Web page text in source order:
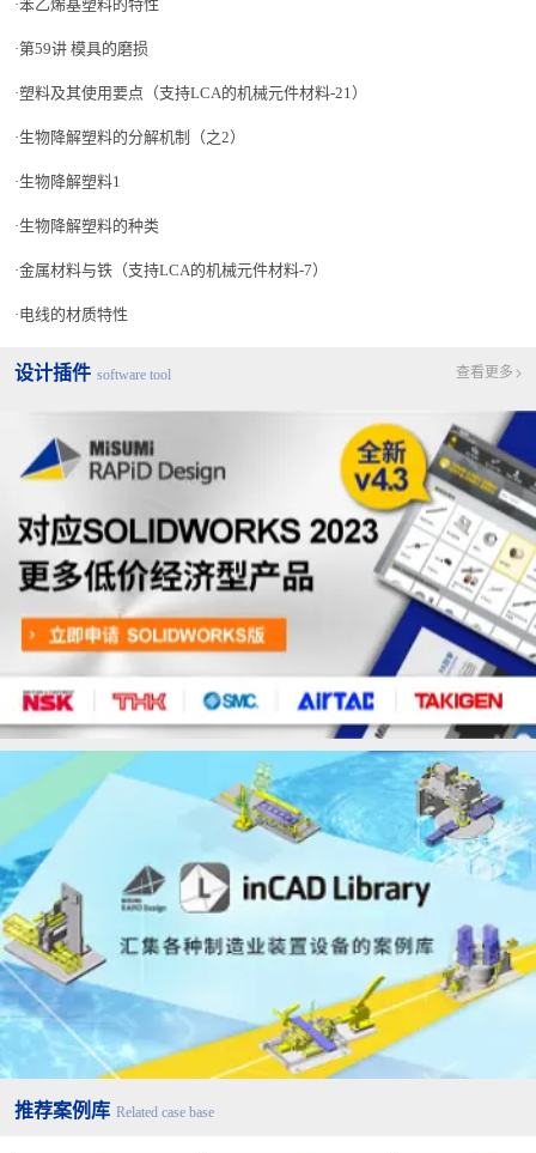
苯乙烯基塑料的特性
第59讲 模具的磨损
塑料及其使用要点（支持LCA的机械元件材料-21）
生物降解塑料的分解机制（之2）
生物降解塑料1
生物降解塑料的种类
金属材料与铁（支持LCA的机械元件材料-7）
电线的材质特性
设计插件 software tool 查看更多
推荐案例库 Related case base